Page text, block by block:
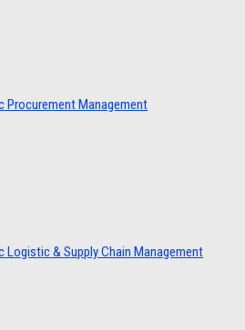
Procurement Management
Logistic & Supply Chain Management